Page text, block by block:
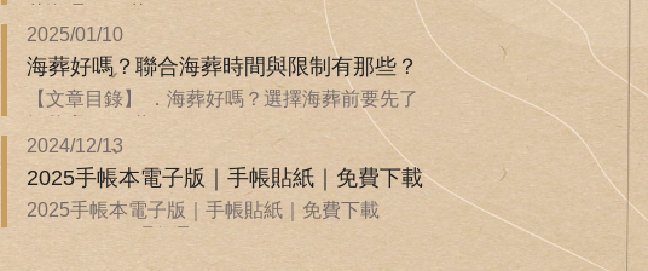
2025/01/10
海葬好嗎？聯合海葬時間與限制有那些？
【文章目錄】 ．海葬好嗎？選擇海葬前要先了
2024/12/13
2025手帳本電子版｜手帳貼紙｜免費下載
2025手帳本電子版｜手帳貼紙｜免費下載
WonannLife 環保承...